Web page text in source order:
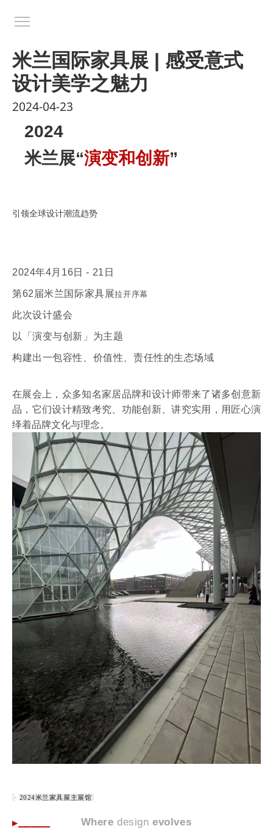
米兰国际家具展 | 感受意式
设计美学之魅力
2024-04-23
2024
米兰展“演变和创新”
引领全球设计潮流趋势
2024年4月16日 - 21日
第62届米兰国际家具展拉开序幕
此次设计盛会
以「演变与创新」为主题
构建出一包容性、价值性、责任性的生态场域
在展会上，众多知名家居品牌和设计师带来了诸多创意新
品，它们设计精致考究、功能创新、讲究实用，用匠心演
绎着品牌文化与理念。
· 2024米兰家具展主展馆
▶ Wheredesign evolves